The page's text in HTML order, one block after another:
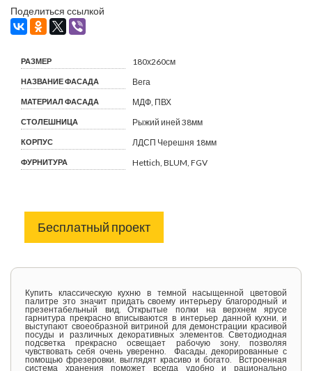
Поделиться ссылкой
РАЗМЕР 180х260см
НАЗВАНИЕ ФАСАДА Вега
МАТЕРИАЛ ФАСАДА МДФ, ПВХ
СТОЛЕШНИЦА Рыжий иней 38мм
КОРПУС ЛДСП Черешня 18мм
ФУРНИТУРА Hettich, BLUM, FGV
Бесплатный проект
Купить классическую кухню в темной насыщенной цветовой
палитре это значит придать своему интерьеру благородный и
презентабельный вид. Открытые полки на верхнем ярусе
гарнитура прекрасно вписываются в интерьер данной кухни, и
выступают своеобразной витриной для демонстрации красивой
посуды и различных декоративных элементов. Светодиодная
подсветка прекрасно освещает рабочую зону, позволяя
чувствовать себя очень уверенно. Фасады, декорированные с
помощью фрезеровки, выглядят красиво и богато. Встроенная
система хранения поможет всегда удобно и рационально